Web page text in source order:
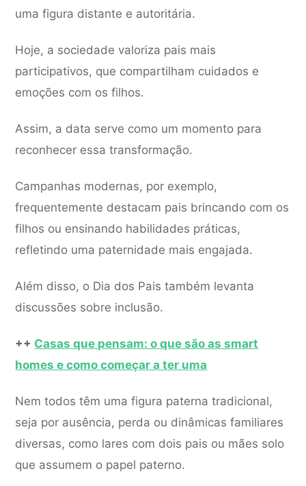
uma figura distante e autoritária.
Hoje, a sociedade valoriza pais mais
participativos, que compartilham cuidados e
emoções com os filhos.
Assim, a data serve como um momento para
reconhecer essa transformação.
Campanhas modernas, por exemplo,
frequentemente destacam pais brincando com os
filhos ou ensinando habilidades práticas,
refletindo uma paternidade mais engajada.
Além disso, o Dia dos Pais também levanta
discussões sobre inclusão.
++ Casas que pensam: o que são as smart
homes e como começar a ter uma
Nem todos têm uma figura paterna tradicional,
seja por ausência, perda ou dinâmicas familiares
diversas, como lares com dois pais ou mães solo
que assumem o papel paterno.